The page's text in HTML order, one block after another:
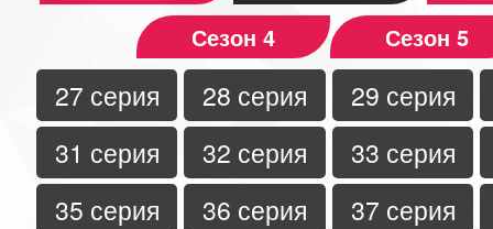
Сезон 4
Сезон 5
27 серия 28 серия
29 серия
31 серия
32 серия
33 серия
35 серия
36 серия
37 серия